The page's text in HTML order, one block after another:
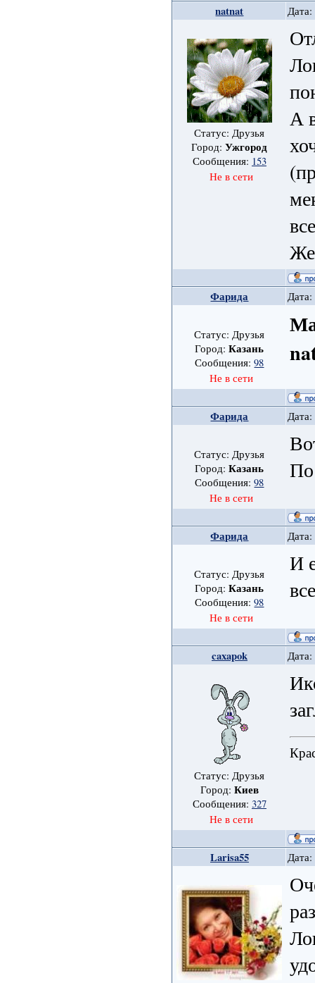
natnat
Статус: Друзья
Город:Ужгород
Сообщения: 153
Не в сети
А
Фарида
Статус: Друзья
Город:Казань
Сообщения:98
Не в сети
Фарида
Статус: Друзья
Город:Казань
Сообщения:98
Не в сети
Фарида
Статус: Друзья
Город:Казань
Сообщения:98
Не в сети
И
caxapok
Статус: Друзья
Город: Киев
Сообщения: 327
Не в сети
Larisa55